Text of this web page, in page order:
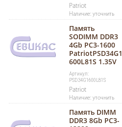
Patriot
Наличие: уточнить
Память
SODIMM DDR3
4Gb PC3-1600
PatriotPSD34G1
600L81S 1.35V
Артикул:
PSD34G1600L81S
Patriot
Наличие: уточнить
Память DIMM
DDR3 8Gb PC3-